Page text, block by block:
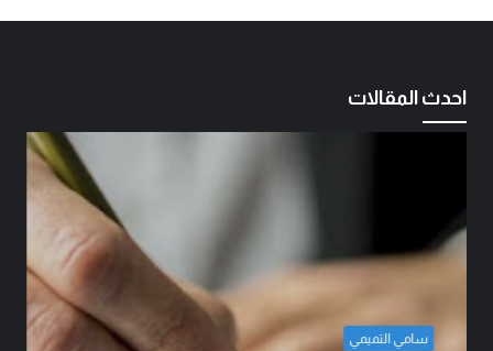
احدث المقالات
لقاء الصالح